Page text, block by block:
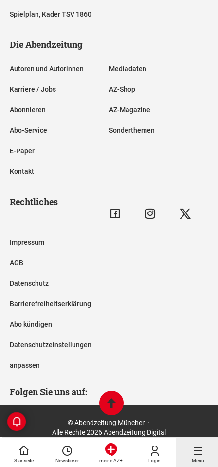
Startseite Newsticker meine AZ+ Login Menü
Spielplan, Kader TSV 1860
Die Abendzeitung
Autoren und Autorinnen
Karriere / Jobs
Abonnieren
Abo-Service
E-Paper
Kontakt
Mediadaten
AZ-Shop
AZ-Magazine
Sonderthemen
Rechtliches
Impressum
AGB
Datenschutz
Barrierefreiheitserklärung
Abo kündigen
Datenschutzeinstellungen
anpassen
Folgen Sie uns auf:
© Abendzeitung München ·
Alle Rechte 2026 Abendzeitung Digital